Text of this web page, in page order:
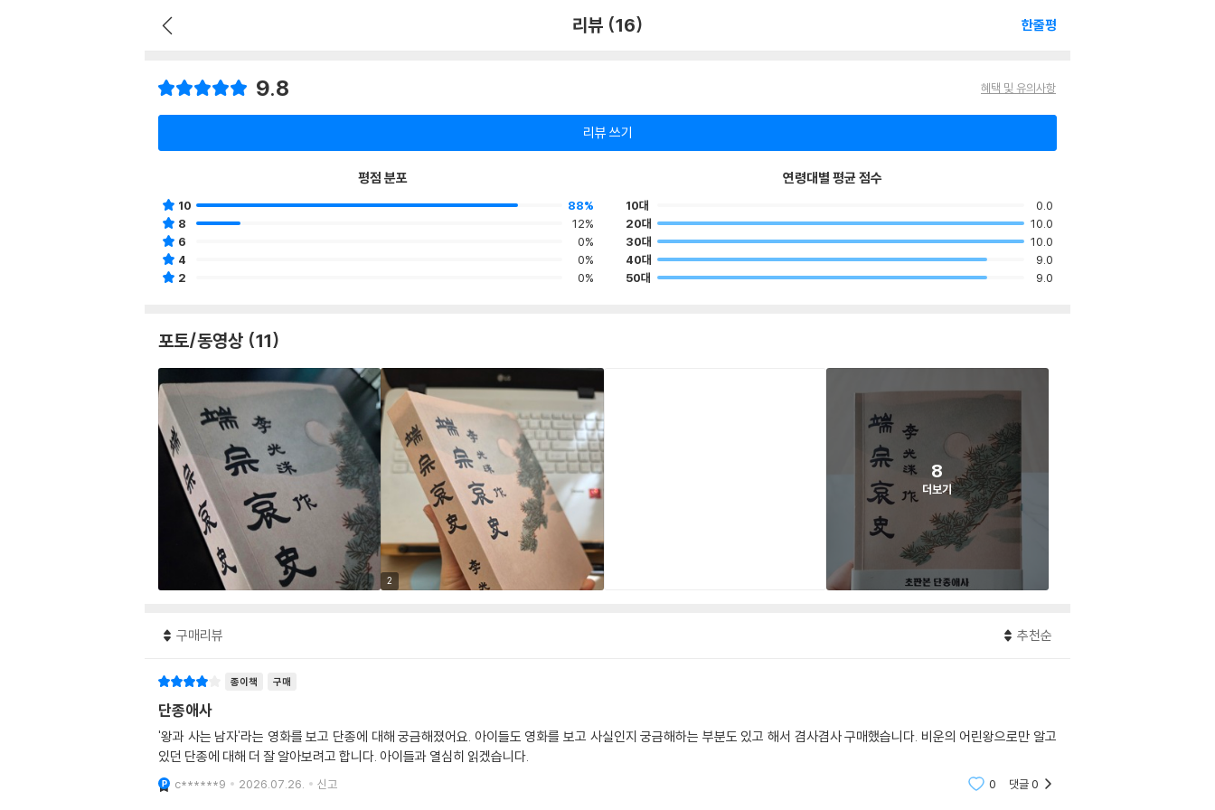
리뷰 (16) 한줄평
9.8 혜택 및 유의사항
리뷰 쓰기
평점 분포
10
88%
8
12%
6
0%
4
0%
2
0%
연령대별 평균 점수
10대
0.0
20대
10.0
30대
10.0
40대
9.0
50대
9.0
포토/동영상 (11)
2
8
더보기
구매리뷰 추천순
종이책 구매
단종애사
'왕과 사는 남자'라는 영화를 보고 단종에 대해 궁금해졌어요. 아이들도 영화를 보고 사실인지 궁금해하는 부분도 있고 해서 겸사겸사 구매했습니다. 비운의 어린왕으로만 알고
있던 단종에 대해 더 잘 알아보려고 합니다. 아이들과 열심히 읽겠습니다.
c******9 2026.07.26. 신고 0 댓글0